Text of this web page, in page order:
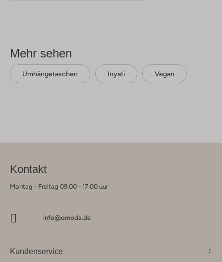
Mehr sehen
Umhängetaschen Inyati Vegan
Kontakt
Montag - Freitag 09:00 - 17:00 uur
info@omoda.de
Kundenservice